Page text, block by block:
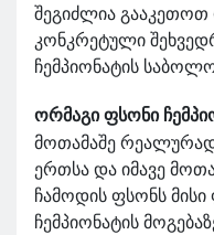
შეგიძლია
კონკრეტული
ჩემპიონატის
ორმაგი ფსონი
მოთამაშე
ერთსა და იმავე
ჩამოდის ფსონს
ჩემპიონატის